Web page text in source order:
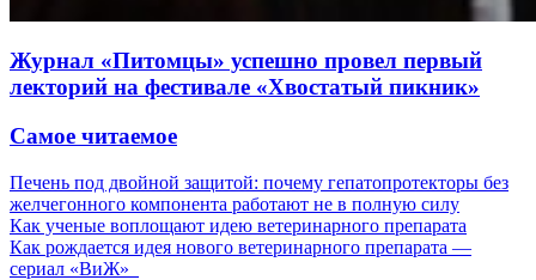
Журнал «Питомцы» успешно провел первый
лекторий на фестивале «Хвостатый пикник»
Самое читаемое
Печень под двойной защитой: почему гепатопротекторы без
желчегонного компонента работают не в полную силу
Как ученые воплощают идею ветеринарного препарата
Как рождается идея нового ветеринарного препарата —
сериал «ВиЖ»